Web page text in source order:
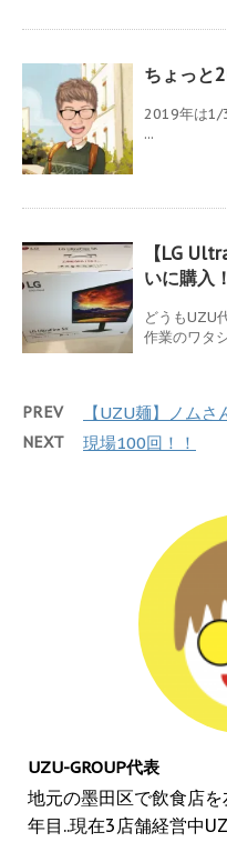
ちょっと
2019年は
...
【LG
いに購入
どうもUZU
作業のワタ
PREV 【UZU麺】ノム
NEXT 現場100回！！
UZU-GROUP代表
地元の墨田区で飲食店
年目..現在3店舗経営中